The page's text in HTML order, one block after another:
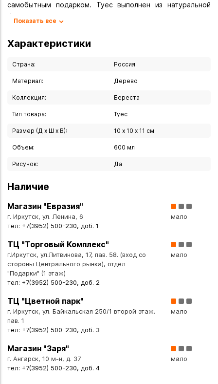
самобытным подарком. Туес выполнен из натуральной
бересты с декоративным тиснением в виде шишек.
корпусу и защищает содержимое от пыли и влаги.
Благодаря природным свойствам бересты продукты
дольше сохраняют свежесть: материал «дышит», но
Особенности изделия:
- объём 600 мл — оптимален для хранения чая, кофе,
- компактные размеры (10х10х11 см) — не занимает много
места на кухне;
и безопасный для контакта с пищей;
- ручная работа: каждое изделие уникально, возможны
небольшие вариации рисунка и текстуры;
- натуральный бежевый цвет с коричневыми оттенками
бересты;
- орнамент «Шишки» украшает поверхность туеса,
подчёркивая связь с природой и русской культурой.
Туес подойдёт для:
- хранения сыпучих продуктов (специй, соли, сахара, чая,
кофе, круп, сушёных ягод и трав);
- сервировки стола — стильная подача приправ или
закусок;
- украшения кухни в стиле этно, рустик, кантри или эко;
- создания аутентичной атмосферы на тематических
мероприятиях и фестивалях народного творчества;
Показать все
Характеристики
Страна: Россия
Материал: Дерево
Коллекция: Береста
Тип товара: Туес
Размер (Д х Ш х В): 10 х 10 х 11 см
Объем: 600 мл
Рисунок: Да
Наличие
Магазин "Евразия"
г. Иркутск, ул. Ленина, 6
тел: +7(3952) 500-230, доб. 1
мало
ТЦ "Торговый Комплекс"
г.Иркутск, ул.Литвинова, 17, пав. 58. (вход со
стороны Центрального рынка), отдел
"Подарки" (1 этаж)
тел: +7(3952) 500-230, доб. 2
мало
ТЦ "Цветной парк"
г. Иркутск, ул. Байкальская 250/1 второй этаж.
пав. 1
тел: +7(3952) 500-230, доб. 3
мало
Магазин "Заря"
г. Ангарск, 10 м-н, д. 37
тел: +7(3952) 500-230, доб. 4
мало